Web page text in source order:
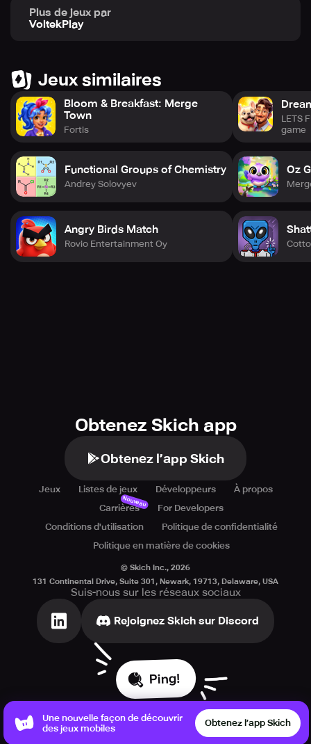
Plus de jeux par
VoltekPlay
Jeux similaires
Bloom & Breakfast: Merge
Town
Fortis
Functional Groups of Chemistry
Andrey Solovyev
Angry Birds Match
Rovio Entertainment Oy
LETS
game
Oz
Obtenez Skich app
Obtenez l’app Skich
Jeux Listes de jeux Développeurs
À propos
Carrières
Nouveau
For Developers
Conditions d'utilisation
Politique de confidentialité
Politique en matière de cookies
© Skich Inc., 2026
131 Continental Drive, Suite 301, Newark, 19713, Delaware, USA
Suis-nous sur les réseaux sociaux
Rejoignez Skich sur Discord
Ping!
Une nouvelle façon de découvrir
des jeux mobiles
Obtenez l’app Skich